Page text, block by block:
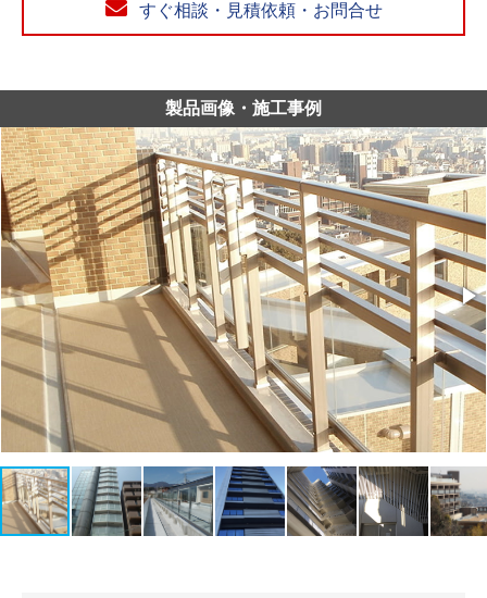
すぐ相談・見積依頼・お問合せ
製品画像・施工事例